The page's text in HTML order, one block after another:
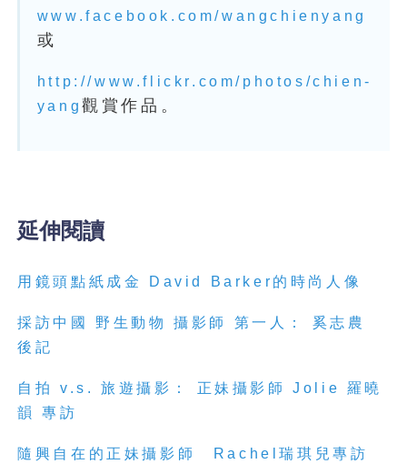
www.facebook.com/wangchienyang
或
http://www.flickr.com/photos/chien-
yang觀賞作品。
延伸閱讀
用鏡頭點紙成金 David Barker的時尚人像
採訪中國 野生動物 攝影師 第一人： 奚志農
後記
自拍 v.s. 旅遊攝影： 正妹攝影師 Jolie 羅曉
韻 專訪
隨興自在的正妹攝影師 Rachel瑞琪兒專訪